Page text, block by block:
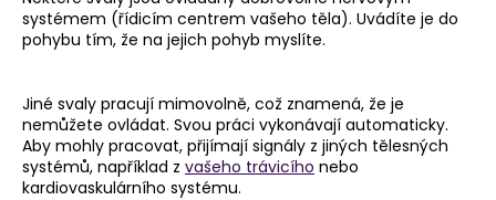
systémem (řídicím centrem vašeho těla). Uvádíte je do
pohybu tím, že na jejich pohyb myslíte.
Jiné svaly pracují mimovolně, což znamená, že je
nemůžete ovládat. Svou práci vykonávají automaticky.
Aby mohly pracovat, přijímají signály z jiných tělesných
systémů, například z vašeho trávicího nebo
kardiovaskulárního systému.